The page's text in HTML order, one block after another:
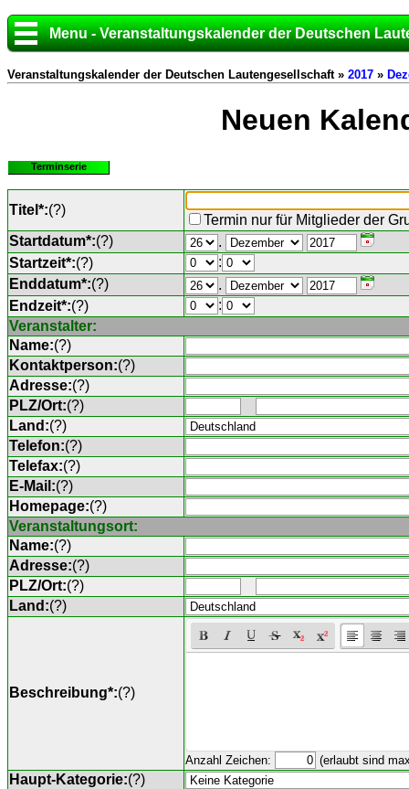
Menu - Veranstaltungskalender der Deutschen
Veranstaltungskalender der Deutschen Lautengesellschaft » 2017 »
Neuen
Terminserie
Titel*:(?)
Termin nur für Mitglieder der
Startdatum*:(?)
.
Startzeit*:(?)
:
Enddatum*:(?)
.
Endzeit*:(?)
:
Veranstalter:
Name:(?)
Kontaktperson:(?)
Adresse:(?)
PLZ/Ort:(?)
Land:(?)
Telefon:(?)
Telefax:(?)
E-Mail:(?)
Homepage:(?)
Veranstaltungsort:
Name:(?)
Adresse:(?)
PLZ/Ort:(?)
Land:(?)
Beschreibung*:(?)
Anzahl Zeichen: (erlaubt sind
Haupt-Kategorie:(?)